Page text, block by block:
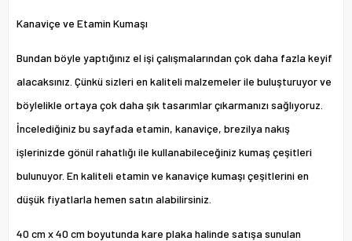
Kanaviçe ve Etamin Kumaşı
Bundan böyle yaptığınız el işi çalışmalarından çok daha fazla keyif
alacaksınız. Çünkü sizleri en kaliteli malzemeler ile buluşturuyor ve
böylelikle ortaya çok daha şık tasarımlar çıkarmanızı sağlıyoruz.
İncelediğiniz bu sayfada etamin, kanaviçe, brezilya nakış
işlerinizde gönül rahatlığı ile kullanabileceğiniz kumaş çeşitleri
bulunuyor. En kaliteli etamin ve kanaviçe kumaşı çeşitlerini en
düşük fiyatlarla hemen satın alabilirsiniz.
40 cm x 40 cm boyutunda kare plaka halinde satışa sunulan